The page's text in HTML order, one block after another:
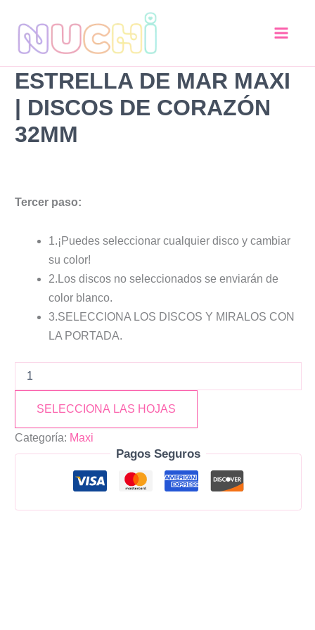
contenido
ESTRELLA DE MAR MAXI
| DISCOS DE CORAZÓN
32MM
Tercer paso:
1.¡Puedes seleccionar cualquier disco y cambiar
su color!
2.Los discos no seleccionados se enviarán de
color blanco.
3.SELECCIONA LOS DISCOS Y MIRALOS CON
LA PORTADA.
Mar
MAXI
Discos
de
Corazón
32mm
cantidad
SELECCIONA LAS HOJAS
Categoría: Maxi
Pagos Seguros